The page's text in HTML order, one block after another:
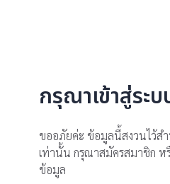
กรุณาเข้าสู่ระบ
ขออภัยค่ะ ข้อมูลนี้สงวนไว้ส
เท่านั้น กรุณาสมัครสมาชิก ห
ข้อมูล